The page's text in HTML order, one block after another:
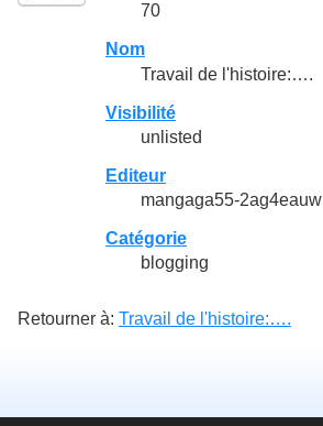
70
Nom
Travail de l'histoire:….
Visibilité
unlisted
Editeur
mangaga55-2ag4eauw
Catégorie
blogging
Retourner à: Travail de l'histoire:….